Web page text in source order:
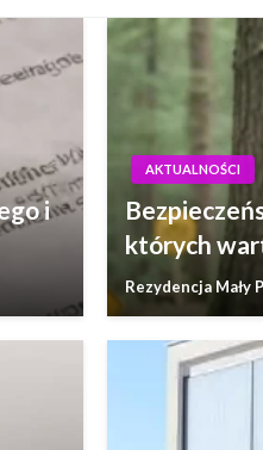
i
AKTUALNOŚCI
których
Rezydencja Mały